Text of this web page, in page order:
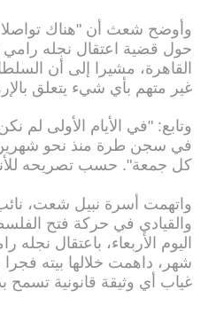
وأوضح شعث أن "هناك
حول قضية اعتقال نجله
القاهرة، مشيرا إلى أن
غير متهم بأي شيء يتعلق
وتابع: "في الأيام الأولى لم
في سجن طرة منذ نحو شهرين،
كل جمعة". حسب تصريحه
واتهمت أسرة نبيل شعت،
والقيادي في حركة فتح
اليوم الأربعاء، باعتقال
شهر، داهمت خلالها بيته
غياب أي وثيقة قانونية تسمح